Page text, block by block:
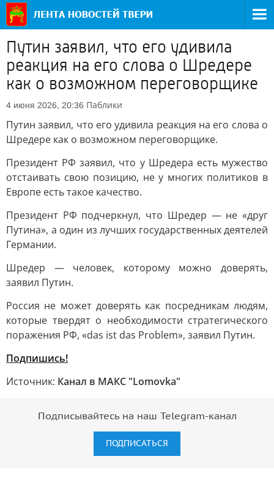
Путин заявил, что его удивила
реакция на его слова о Шредере
как о возможном переговорщике
4 июня 2026, 20:36 Паблики
Путин заявил, что его удивила реакция на его слова о
Шредере как о возможном переговорщике.
Президент РФ заявил, что у Шредера есть мужество
отстаивать свою позицию, не у многих политиков в
Европе есть такое качество.
Президент РФ подчеркнул, что Шредер — не «друг
Путина», а один из лучших государственных деятелей
Германии.
Шредер — человек, которому можно доверять,
заявил Путин.
Россия не может доверять как посредникам людям,
которые твердят о необходимости стратегического
поражения РФ, «das ist das Problem», заявил Путин.
Подпишись!
Источник: Канал в МАКС "Lomovka"
Подписывайтесь на наш Telegram-канал
ПОДПИСАТЬСЯ